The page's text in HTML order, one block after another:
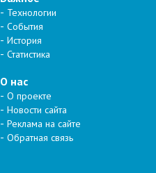
Технологии
События
История
Статистика
О нас
О проекте
Новости сайта
Реклама на сайте
Обратная связь